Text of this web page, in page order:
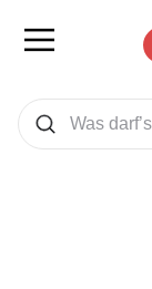
Was wollen Sie suchen
Suchen